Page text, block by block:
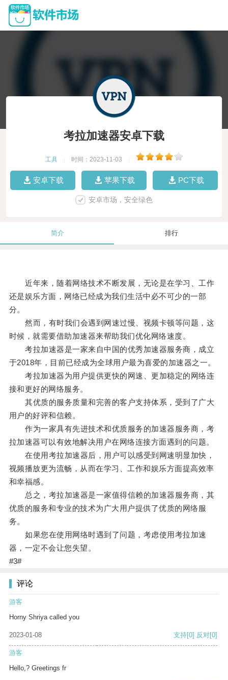
考拉加速器安卓下载
工具 时间：2023-11-03
安卓下载 苹果下载 PC下载
安卓市场，安全绿色
简介 排行
近年来，随着网络技术不断发展，无论是在学习、工作
还是娱乐方面，网络已经成为我们生活中必不可少的一部
分。
然而，有时我们会遇到网速过慢、视频卡顿等问题，这
时候，就需要借助加速器来帮助我们优化网络速度。
考拉加速器是一家来自中国的优秀加速器服务商，成立
于2018年，目前已经成为全球用户最为喜爱的加速器之一。
考拉加速器为用户提供更快的网速、更加稳定的网络连
接和更好的网络服务。
其优质的服务质量和完善的客户支持体系，受到了广大
用户的好评和信赖。
作为一家具有先进技术和优质服务的加速器服务商，考
拉加速器可以有效地解决用户在网络连接方面遇到的问题。
在使用考拉加速器后，用户可以感受到网速明显加快，
视频播放更为流畅，从而在学习、工作和娱乐方面提高效率
和幸福感。
总之，考拉加速器是一家值得信赖的加速器服务商，其
优质的服务和专业的技术为广大用户提供了优质的网络服
务。
如果您在使用网络时遇到了问题，考虑使用考拉加速
器，一定不会让您失望。
#3#
评论
游客
Horny Shriya called you
2023-01-08 支持[0] 反对[0]
游客
Hello,? Greetings fr